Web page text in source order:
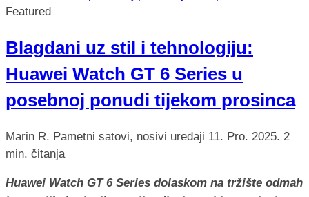
Featured
Blagdani uz stil i tehnologiju:
Huawei Watch GT 6 Series u
posebnoj ponudi tijekom prosinca
Marin R. Pametni satovi, nosivi uređaji 11. Pro. 2025. 2
min. čitanja
Huawei Watch GT 6 Series dolaskom na tržište odmah